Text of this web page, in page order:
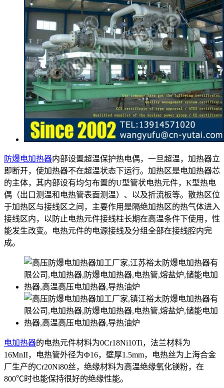
防爆电加热器内部设置超温保护热电偶，一旦超温，加热器立
即断开，使加热器不在超温状态下运行。加热区是电加热器芯
的主体，其内部设有均匀布置的U型管状电热元件，K型热电
偶（出口测温和电热管表面测温）、以及折流板等。散热区位
于加热区与接线区之间，主要作用是隔绝加热区的热气体进入
接线区内，以防止电热元件接线柱长期在高温条件下使用，性
能发生改变。电热元件的电源接线及分组全部在接线腔内完
成。
电加热器的电热元件材料为0Cr18Ni10Ti，法兰材料为
16MnII，电热管外径为Φ16，壁厚1.5mm，电热丝为上海合金
厂生产的Cr20Ni80丝，绝缘材料为高温绝缘氧化镁粉，在
800℃时也能保持很好的绝缘性能。